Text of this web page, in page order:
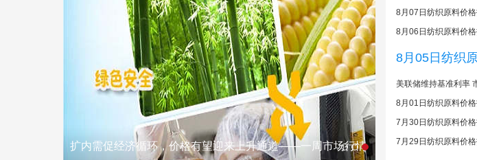
扩内需促经济循环，价格有望迎来上升通道——一周市场行情
8月07日纺织原料价
8月06日纺织原料价
8月05日纺织
美联储维持基准利率
8月01日纺织原料价
7月30日纺织原料价
7月29日纺织原料价